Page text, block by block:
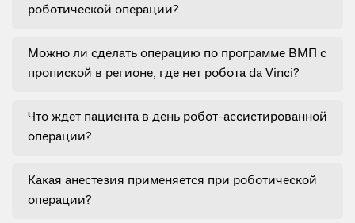
роботической операции?
Можно ли сделать операцию по программе ВМП с
пропиской в регионе, где нет робота da Vinci?
Что ждет пациента в день робот-ассистированной
операции?
Какая анестезия применяется при роботической
операции?